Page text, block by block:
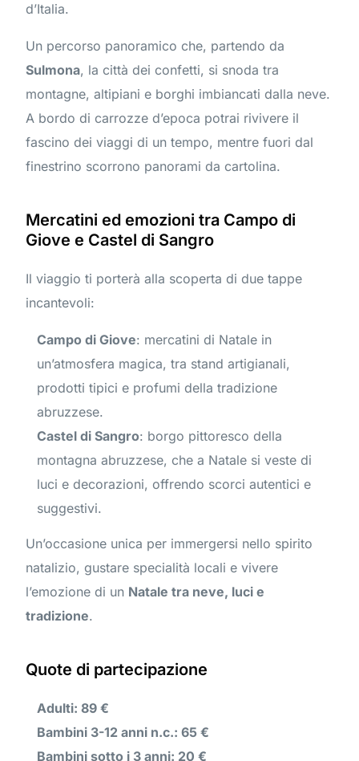
d’Italia.
Un percorso panoramico che, partendo da
Sulmona, la città dei confetti, si snoda tra
montagne, altipiani e borghi imbiancati dalla neve.
A bordo di carrozze d’epoca potrai rivivere il
fascino dei viaggi di un tempo, mentre fuori dal
finestrino scorrono panorami da cartolina.
Mercatini ed emozioni tra Campo di
Giove e Castel di Sangro
Il viaggio ti porterà alla scoperta di due tappe
incantevoli:
Campo di Giove: mercatini di Natale in
un’atmosfera magica, tra stand artigianali,
prodotti tipici e profumi della tradizione
abruzzese.
Castel di Sangro: borgo pittoresco della
montagna abruzzese, che a Natale si veste di
luci e decorazioni, offrendo scorci autentici e
suggestivi.
Un’occasione unica per immergersi nello spirito
natalizio, gustare specialità locali e vivere
l’emozione di un Natale tra neve, luci e
tradizione.
Quote di partecipazione
Adulti: 89 €
Bambini 3-12 anni n.c.: 65 €
Bambini sotto i 3 anni: 20 €